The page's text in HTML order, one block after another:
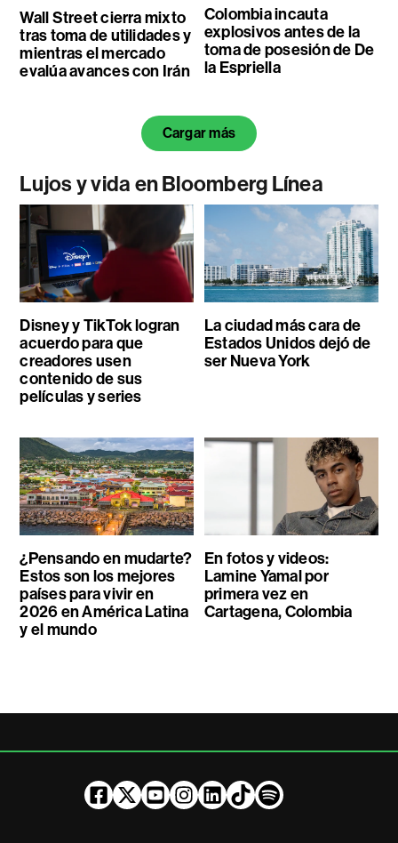
Wall Street cierra mixto
tras toma de utilidades y
mientras el mercado
evalúa avances con Irán
Colombia incauta
explosivos antes de la
toma de posesión de De
la Espriella
Cargar más
Lujos y vida en Bloomberg Línea
Disney y TikTok logran
acuerdo para que
creadores usen
contenido de sus
películas y series
La ciudad más cara de
Estados Unidos dejó de
ser Nueva York
¿Pensando en mudarte?
Estos son los mejores
países para vivir en
2026 en América Latina
y el mundo
En fotos y videos:
Lamine Yamal por
primera vez en
Cartagena, Colombia